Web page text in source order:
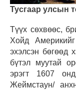
Тусгаар улсын
Түүх сөхвөөс,
Хойд
эхэлсэн бөгөөд
бүтэл муутай
эрэгт 1607
Жеймстаун/